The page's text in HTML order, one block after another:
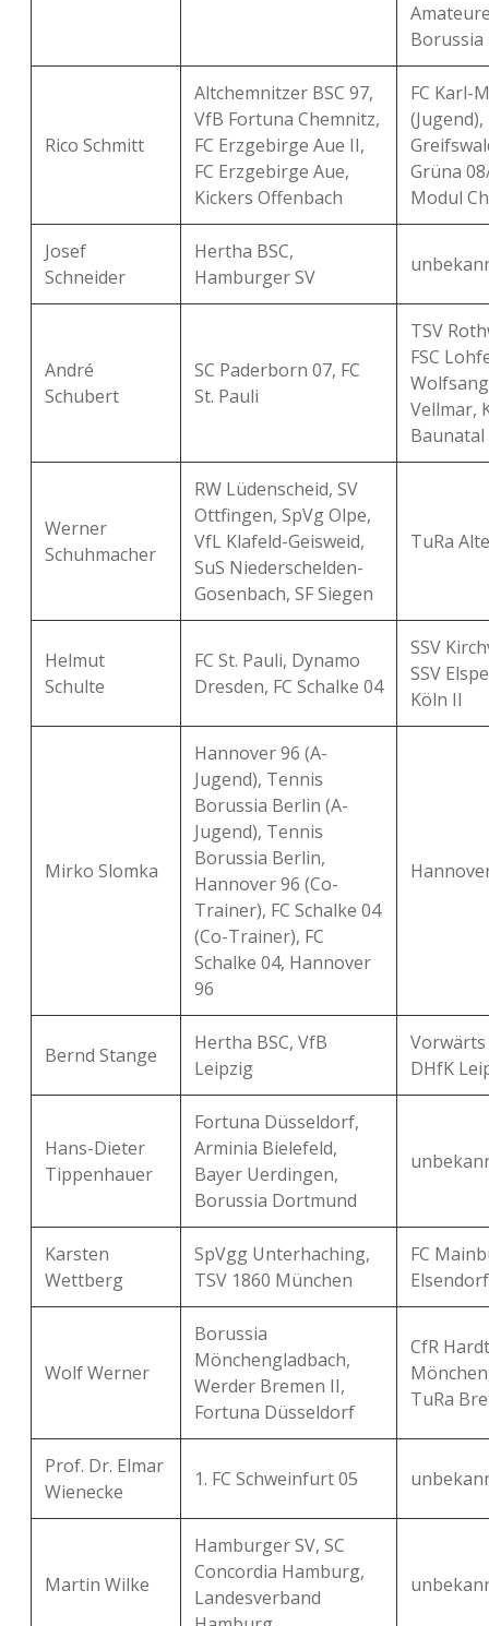
Rico Schmitt
Altchemnitzer BSC 97,
VfB Fortuna Chemnitz,
FC Erzgebirge Aue II,
FC Erzgebirge Aue,
Kickers Offenbach
FC Karl-
(Jugend),
Grüna
Modul
Josef
Schneider
Hertha BSC,
Hamburger SV
André
Schubert
SC Paderborn 07, FC
St. Pauli
TSV
FSC
Vellmar,
Baunatal
Werner
Schuhmacher
RW Lüdenscheid, SV
Ottfingen, SpVg Olpe,
VfL Klafeld-Geisweid,
SuS Niederschelden-
Gosenbach, SF Siegen
TuRa
Helmut
Schulte
FC St. Pauli, Dynamo
Dresden, FC Schalke 04
SSV
SSV
Köln II
Mirko Slomka
Hannover 96 (A-
Jugend), Tennis
Borussia Berlin (A-
Jugend), Tennis
Borussia Berlin,
Hannover 96 (Co-
Trainer), FC Schalke 04
(Co-Trainer), FC
Schalke 04, Hannover
96
Bernd Stange
Hertha BSC, VfB
Leipzig
DHfK
Hans-Dieter
Tippenhauer
Fortuna Düsseldorf,
Arminia Bielefeld,
Bayer Uerdingen,
Borussia Dortmund
Karsten
Wettberg
SpVgg Unterhaching,
TSV 1860 München
FC
Elsendorf
Wolf Werner
Borussia
Mönchengladbach,
Werder Bremen II,
Fortuna Düsseldorf
CfR
TuRa
Prof. Dr. Elmar
Wienecke
1. FC Schweinfurt 05
Martin Wilke
Hamburger SV, SC
Concordia Hamburg,
Landesverband